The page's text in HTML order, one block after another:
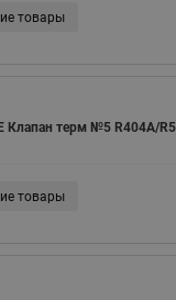
товары
Клапан терм №5 R404A/
товары